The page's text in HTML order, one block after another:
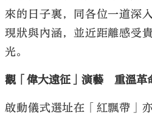
來的日子裏，同各位一道深
現狀與內涵，並近距離感受
光。
觀「偉大遠征」演藝 重溫革
啟動儀式選址在「紅飄帶」